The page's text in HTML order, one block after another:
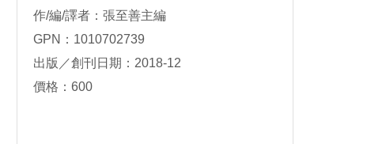
作/編/譯者：張至善主編
GPN：1010702739
出版／創刊日期：2018-12
價格：600